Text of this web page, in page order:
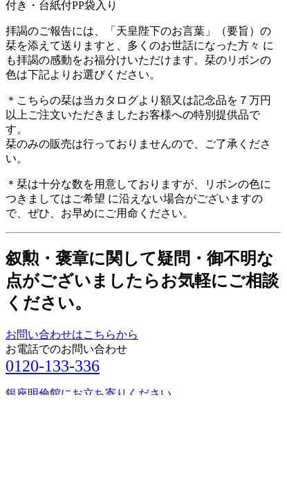
付き・台紙付PP袋入り
拝謁のご報告には、「天皇陛下のお言葉」（要旨）の
栞を添えて送りますと、多くのお世話になった方々 に
も拝謁の感動をお福分けいただけます。栞のリボンの
色は下記よりお選びください。
＊こちらの栞は当カタログより額又は記念品を７万円
以上ご注文いただきましたお客様への特別提供品で
す。
栞のみの販売は行っておりませんので、ご了承くださ
い。
＊栞は十分な数を用意しておりますが、リボンの色に
つきましてはご希望 に沿えない場合がございますの
で、ぜひ、お早めにご用命ください。
叙勲・褒章に関して疑問・御不明な
点がございましたらお気軽にご相談
ください。
お問い合わせはこちらから
お電話でのお問い合わせ
0120-133-336
銀座明倫館にお立ち寄りください